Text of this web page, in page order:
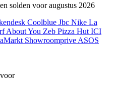
solden voor augustus 2026
Coolblue Jbc Nike La
About You Zeb Pizza Hut ICI
Showroomprive ASOS